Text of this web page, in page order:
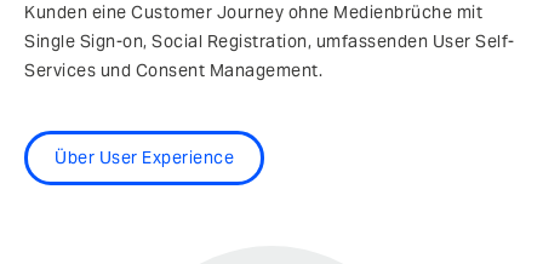
Kunden eine Customer Journey ohne Medienbrüche mit
Single Sign-on, Social Registration, umfassenden User Self-
Services und Consent Management.
Über User Experience